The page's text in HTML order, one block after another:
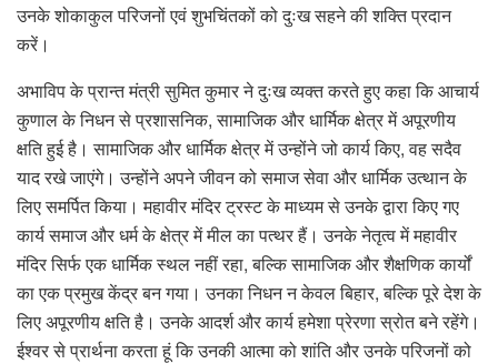
उनके शोकाकुल परिजनों एवं शुभचिंतकों को दुःख सहने की शक्ति प्रदान
करें।
अभाविप के प्रान्त मंत्री सुमित कुमार ने दुःख व्यक्त करते हुए कहा कि आचार्य
कुणाल के निधन से प्रशासनिक, सामाजिक और धार्मिक क्षेत्र में अपूरणीय
क्षति हुई है। सामाजिक और धार्मिक क्षेत्र में उन्होंने जो कार्य किए, वह सदैव
याद रखे जाएंगे। उन्होंने अपने जीवन को समाज सेवा और धार्मिक उत्थान के
लिए समर्पित किया। महावीर मंदिर ट्रस्ट के माध्यम से उनके द्वारा किए गए
कार्य समाज और धर्म के क्षेत्र में मील का पत्थर हैं। उनके नेतृत्व में महावीर
मंदिर सिर्फ एक धार्मिक स्थल नहीं रहा, बल्कि सामाजिक और शैक्षणिक कार्यों
का एक प्रमुख केंद्र बन गया। उनका निधन न केवल बिहार, बल्कि पूरे देश के
लिए अपूरणीय क्षति है। उनके आदर्श और कार्य हमेशा प्रेरणा स्रोत बने रहेंगे।
ईश्वर से प्रार्थना करता हूं कि उनकी आत्मा को शांति और उनके परिजनों को